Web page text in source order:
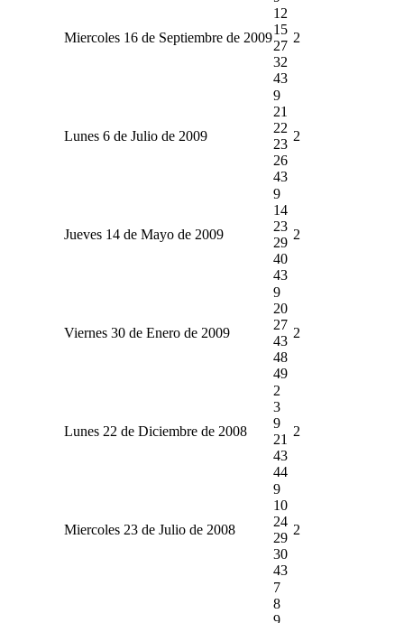
Miercoles 16 de Septiembre de 2009
12
15
27
32
43
2
Lunes 6 de Julio de 2009
9
21
22
23
26
43
2
Jueves 14 de Mayo de 2009
9
14
23
29
40
43
2
Viernes 30 de Enero de 2009
9
20
27
43
48
49
2
Lunes 22 de Diciembre de 2008
2
3
9
21
43
44
2
Miercoles 23 de Julio de 2008
9
10
24
29
30
43
2
7
8
9